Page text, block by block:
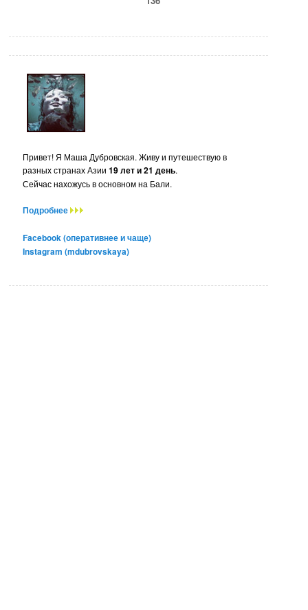
Привет! Я Маша Дубровская. Живу и путешествую в
разных странах Азии19 лет и 21 день.
Сейчас нахожусь в основном на Бали.
Подробнее
Facebook (оперативнее и чаще)
Instagram (mdubrovskaya)